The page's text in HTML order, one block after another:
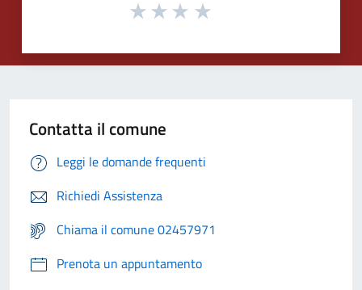
Contatta il comune
Leggi le domande frequenti
Richiedi Assistenza
Chiama il comune 02457971
Prenota un appuntamento